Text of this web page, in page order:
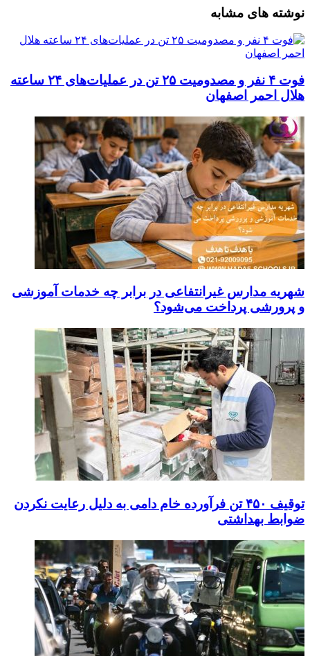
نوشته های مشابه
فوت ۴ نفر و مصدومیت ۲۵ تن در عملیات‌های ۲۴ ساعته
هلال احمر اصفهان
شهریه مدارس غیرانتفاعی در برابر چه خدمات آموزشی
و پرورشی پرداخت می‌شود؟
توقیف ۴۵۰ تن فرآورده خام دامی به دلیل رعایت نکردن
ضوابط بهداشتی